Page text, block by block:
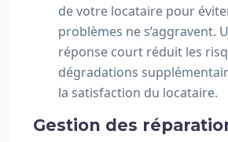
de votre locataire pour
problèmes ne s’aggravent.
réponse court réduit les
dégradations
la satisfaction du locataire.
Gestion des